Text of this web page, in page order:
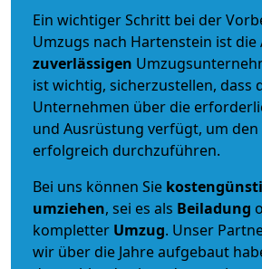
Ein wichtiger Schritt bei der
Umzugs nach Hartenstein ist die
zuverlässigen
ist wichtig, sicherzustellen, dass
Unternehmen über die
und Ausrüstung verfügt, um den
erfolgreich durchzuführen.
Bei uns können Sie
umziehen, sei es als Beiladung
kompletter Umzug. Unser
wir über die Jahre aufgebaut